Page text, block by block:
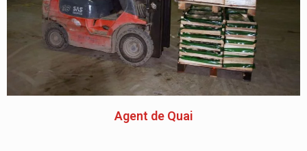
Agent de Quai